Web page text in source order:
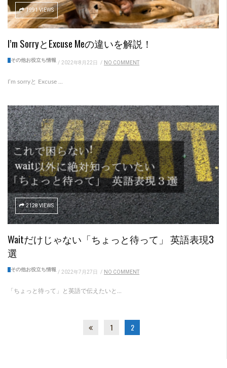
1991 VIEWS
I’m SorryとExcuse Meの違いを解説！
その他お役立ち情報 / 2022年8月22日 / NO COMMENT
I’m sorryと Excuse ...
2128 VIEWS
Waitだけじゃない「ちょっと待って」 英語表現3
選
その他お役立ち情報 / 2022年7月27日 / NO COMMENT
「ちょっと待って」と英語で伝えたいと...
1 2